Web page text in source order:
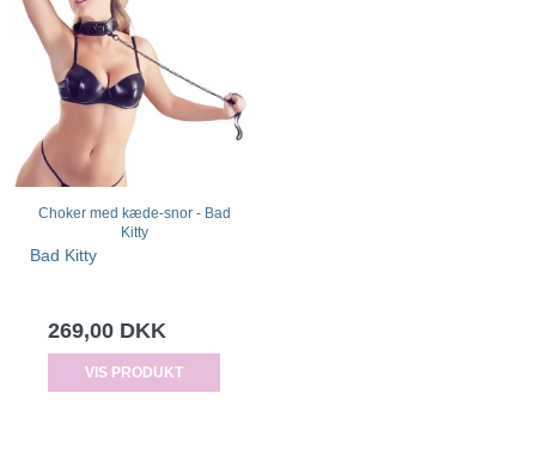
Choker med kæde-snor - Bad
Kitty
Bad Kitty
269,00 DKK
VIS PRODUKT